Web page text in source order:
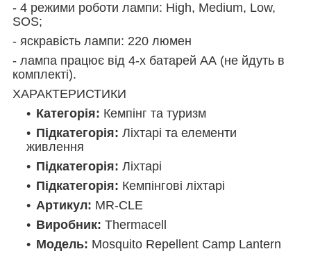
- 4 режими роботи лампи: High, Medium, Low,
SOS;
- яскравість лампи: 220 люмен
- лампа працює від 4-х батарей АА (не йдуть в
комплекті).
ХАРАКТЕРИСТИКИ
Категорія: Кемпінг та туризм
Підкатегорія: Ліхтарі та елементи
живлення
Підкатегорія: Ліхтарі
Підкатегорія: Кемпінгові ліхтарі
Артикул: MR-CLE
Виробник: Thermacell
Модель: Mosquito Repellent Camp Lantern